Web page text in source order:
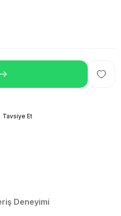
Tavsiye Et
Deneyimi